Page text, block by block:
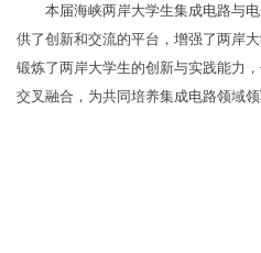
本届海峡两岸大学生集成电路与
供了创新和交流的平台，增强了两岸
锻炼了两岸大学生的创新与实践能力
交叉融合，为共同培养集成电路领域领